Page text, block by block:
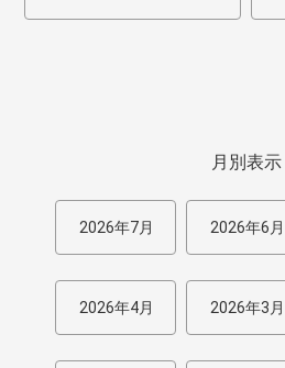
月別表示
2026年7月 2026年6月
2026年4月 2026年3月